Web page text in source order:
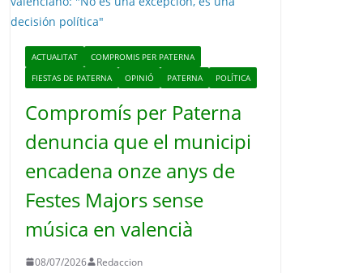
ACTUALITAT
COMPROMIS PER PATERNA
FIESTAS DE PATERNA
OPINIÓ PATERNA POLÍTICA
Compromís per Paterna
denuncia que el municipi
encadena onze anys de
Festes Majors sense
música en valencià
08/07/2026 Redaccion